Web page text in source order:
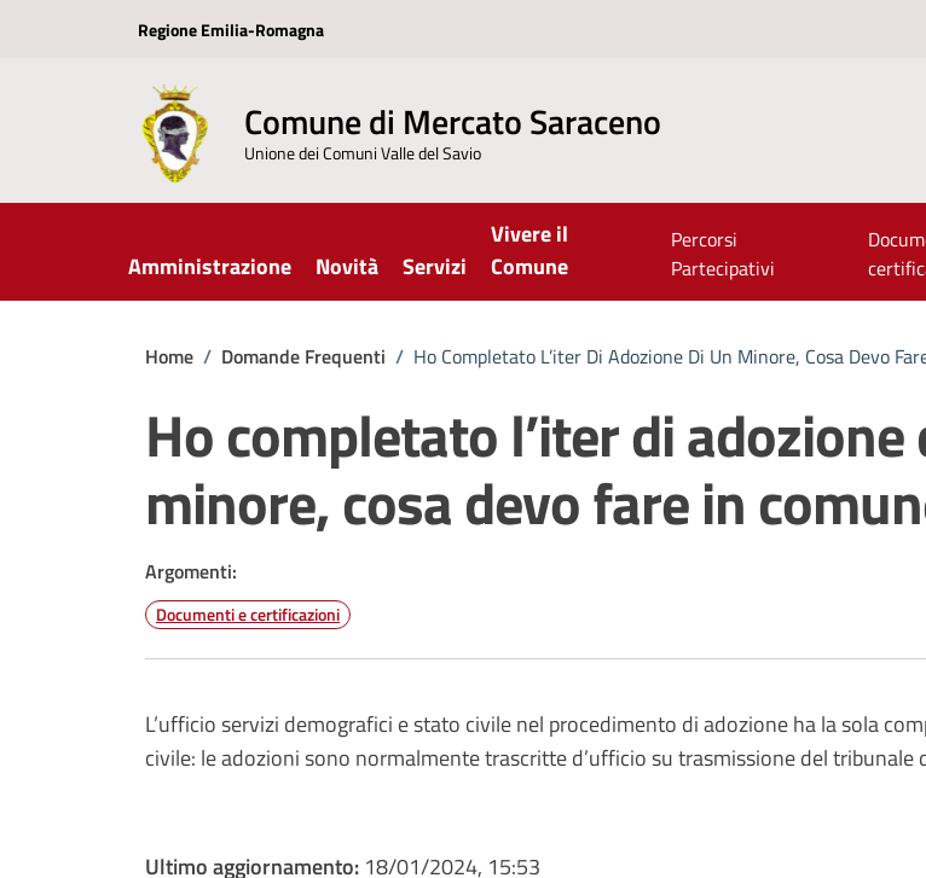
Regione Emilia-Romagna
Comune di Mercato Saraceno
Unione dei Comuni Valle del Savio
Amministrazione Novità Servizi
Vivere il
Comune
Percorsi
Partecipativi
Home / Domande Frequenti / Ho Completato L’iter Di Adozione Di Un Minore, Cosa Devo
Ho completato l’iter di adozione
minore, cosa devo fare in
Argomenti:
Documenti e certificazioni
L’ufficio servizi demografici e stato civile nel procedimento di adozione ha la sola
civile: le adozioni sono normalmente trascritte d’ufficio su trasmissione del tribunale
Ultimo aggiornamento: 18/01/2024, 15:53